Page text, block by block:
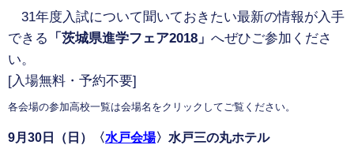
31年度入試について聞いておきたい最新の情報が入手
できる
「茨城県進学フェア2018」 へぜひご参加くださ
い。
[入場無料・予約不要]
各会場の参加高校一覧は会場名をクリックしてご覧ください。
9月30日（日）〈水戸会場〉水戸三の丸ホテル